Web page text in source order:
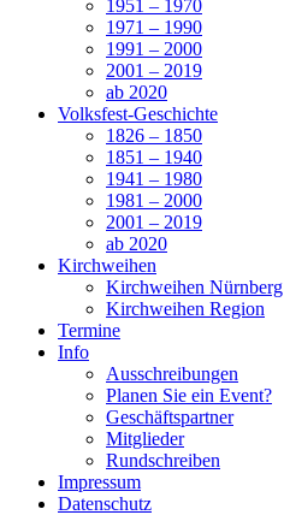
1951 – 1970
1971 – 1990
1991 – 2000
2001 – 2019
ab 2020
Volksfest-Geschichte
1826 – 1850
1851 – 1940
1941 – 1980
1981 – 2000
2001 – 2019
ab 2020
Kirchweihen
Kirchweihen Nürnberg
Kirchweihen Region
Termine
Info
Ausschreibungen
Planen Sie ein Event?
Geschäftspartner
Mitglieder
Rundschreiben
Impressum
Datenschutz